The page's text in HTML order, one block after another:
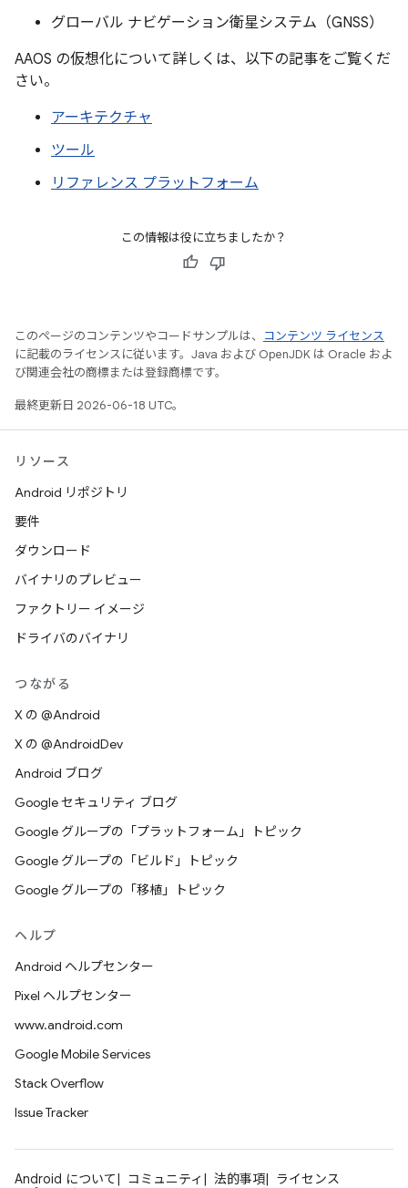
グローバル ナビゲーション衛星システム（GNSS）
AAOS の仮想化について詳しくは、以下の記事をご覧くだ
さい。
アーキテクチャ
ツール
リファレンス プラットフォーム
この情報は役に立ちましたか？
このページのコンテンツやコードサンプルは、
コンテンツ ライセンス
に記載のライセンスに従います。Java および OpenJDK は Oracle およ
び関連会社の商標または登録商標です。
最終更新日 2026-06-18 UTC。
リソース
Android リポジトリ
要件
ダウンロード
バイナリのプレビュー
ファクトリー イメージ
ドライバのバイナリ
つながる
X の @Android
X の @AndroidDev
Android ブログ
Google セキュリティ ブログ
Google グループの「プラットフォーム」トピック
Google グループの「ビルド」トピック
Google グループの「移植」トピック
ヘルプ
Android ヘルプセンター
Pixel ヘルプセンター
www.android.com
Google Mobile Services
Stack Overflow
Issue Tracker
Android について コミュニティ 法的事項
ライセンス